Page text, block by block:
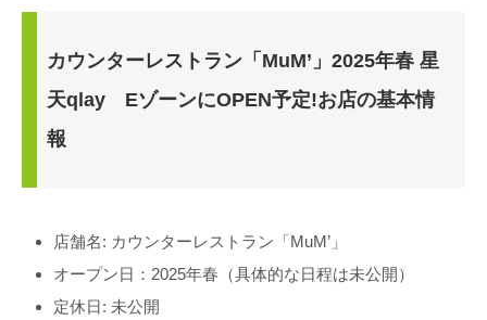
カウンターレストラン「MuM’」2025年春 星
天qlay EゾーンにOPEN予定!お店の基本情
報
店舗名: カウンターレストラン「MuM’」
オープン日：2025年春（具体的な日程は未公開）
定休日: 未公開